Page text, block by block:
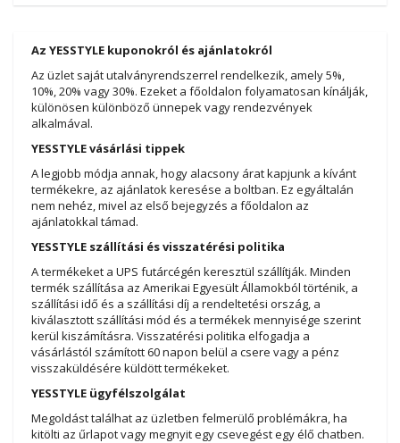
Az YESSTYLE kuponokról és ajánlatokról
Az üzlet saját utalványrendszerrel rendelkezik, amely 5%,
10%, 20% vagy 30%. Ezeket a főoldalon folyamatosan kínálják,
különösen különböző ünnepek vagy rendezvények
alkalmával.
YESSTYLE vásárlási tippek
A legjobb módja annak, hogy alacsony árat kapjunk a kívánt
termékekre, az ajánlatok keresése a boltban. Ez egyáltalán
nem nehéz, mivel az első bejegyzés a főoldalon az
ajánlatokkal támad.
YESSTYLE szállítási és visszatérési politika
A termékeket a UPS futárcégén keresztül szállítják. Minden
termék szállítása az Amerikai Egyesült Államokból történik, a
szállítási idő és a szállítási díj a rendeltetési ország, a
kiválasztott szállítási mód és a termékek mennyisége szerint
kerül kiszámításra. Visszatérési politika elfogadja a
vásárlástól számított 60 napon belül a csere vagy a pénz
visszaküldésére küldött termékeket.
YESSTYLE ügyfélszolgálat
Megoldást találhat az üzletben felmerülő problémákra, ha
kitölti az űrlapot vagy megnyit egy csevegést egy élő chatben.